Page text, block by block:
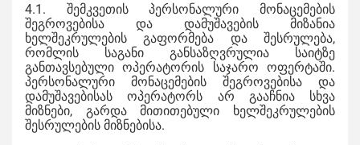
4.1. შემკვეთის პერსონალური მონაცემების
შეგროვებისა და დამუშავების მიზანია
ხელშეკრულების გაფორმება და შესრულება,
რომლის საგანი განსაზღვრულია საიტზე
განთავსებული ოპერატორის საჯარო ოფერტაში.
პერსონალური მონაცემების შეგროვებისა და
დამუშავებისას ოპერატორს არ გააჩნია სხვა
მიზნები, გარდა მითითებული ხელშეკრულების
შესრულების მიზნებისა.